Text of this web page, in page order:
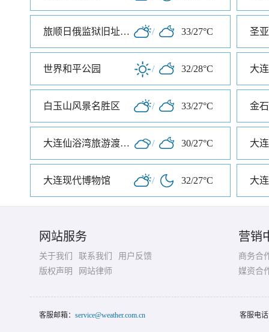
旅顺日俄监狱旧址博物馆 / 33/27°C 圣
世界和平公园 / 32/28°C 大
白玉山风景名胜区 / 33/27°C
大连仙浴湾旅游渡假区 / 30/27°C 大
大连现代博物馆 / 32/27°C 大
网站服务
关于我们 联系我们
用户反馈
版权声明
网站律师
营销
商务合
媒资合
客服邮箱： service@weather.com.cn 客服电